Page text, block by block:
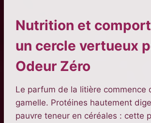
Nutrition et
un cercle vertueux
Odeur Zéro
Le parfum de la litière commence
gamelle. Protéines hautement
pauvre teneur en céréales : cette